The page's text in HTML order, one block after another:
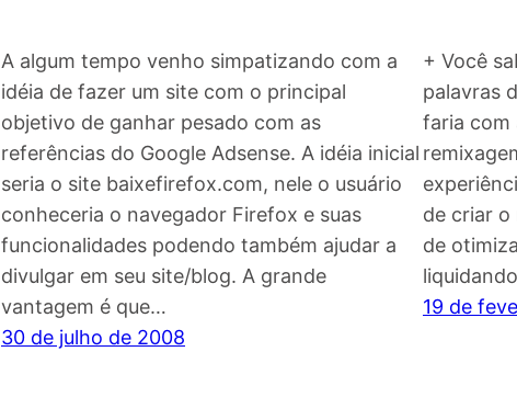
A algum tempo venho simpatizando com a
idéia de fazer um site com o principal
objetivo de ganhar pesado com as
referências do Google Adsense. A idéia inicial
seria o site baixefirefox.com, nele o usuário
conheceria o navegador Firefox e suas
funcionalidades podendo também ajudar a
divulgar em seu site/blog. A grande
vantagem é que…
30 de julho de 2008
+ Você
palavras
faria com
de criar o
de
19 de